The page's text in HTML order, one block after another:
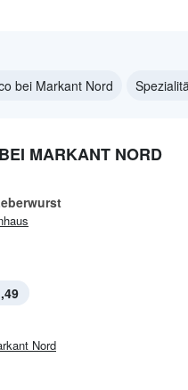
bei Markant Nord
MARKANT NORD
Nord